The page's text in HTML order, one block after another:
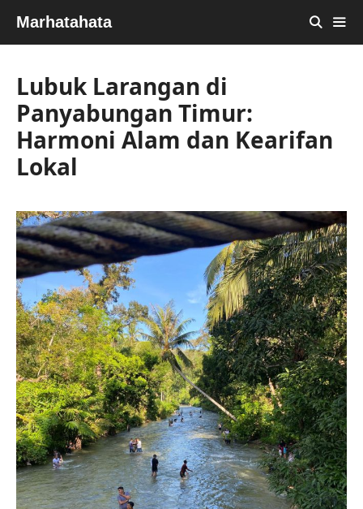
SkipMarhatahata
Lubuk Larangan di
Panyabungan Timur:
Harmoni Alam dan Kearifan
Lokal